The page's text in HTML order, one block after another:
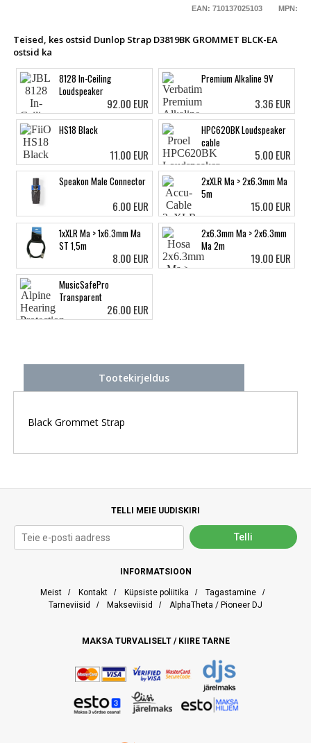
EAN: 710137025103 MPN:
Teised, kes ostsid Dunlop Strap D3819BK GROMMET BLCK-EA
ostsid ka
8128 In-Ceiling
Loudspeaker
92.00 EUR
Premium Alkaline 9V
3.36 EUR
HS18 Black
11.00 EUR
HPC620BK Loudspeaker
cable
5.00 EUR
Speakon Male Connector
6.00 EUR
2xXLR Ma > 2x6.3mm Ma
5m
15.00 EUR
1xXLR Ma > 1x6.3mm Ma
ST 1,5m
8.00 EUR
2x6.3mm Ma > 2x6.3mm
Ma 2m
19.00 EUR
MusicSafePro
Transparent
26.00 EUR
Tootekirjeldus
Black Grommet Strap
TELLI MEIE UUDISKIRI
INFORMATSIOON
Meist / Kontakt / Küpsiste poliitika / Tagastamine /
Tarneviisid
/ Makseviisid / AlphaTheta / Pioneer DJ
MAKSA TURVALISELT / KIIRE TARNE